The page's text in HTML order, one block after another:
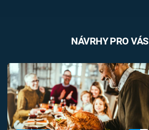
NÁVRHY PRO VÁS